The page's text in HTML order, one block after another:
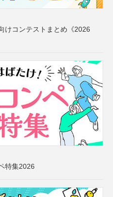
けコンテストまとめ《2026
特集2026